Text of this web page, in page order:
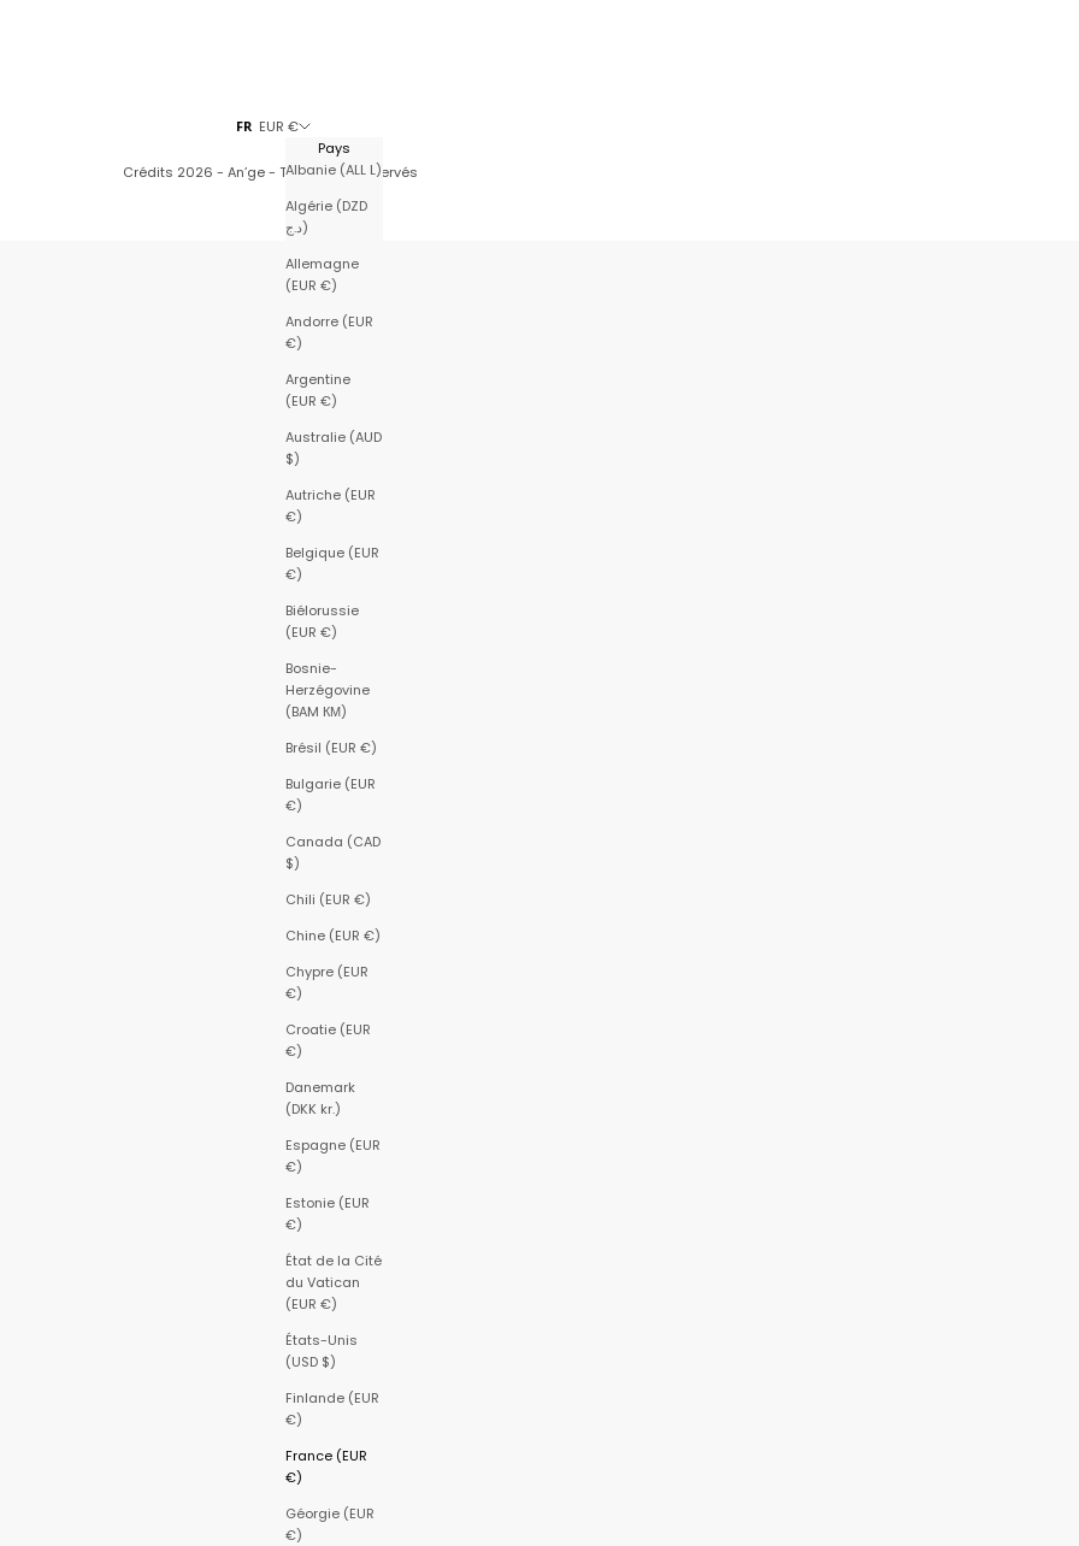
FR EUR €
Pays
Albanie (ALL L)
Algérie (DZD
د.ج)
Allemagne
(EUR €)
Andorre (EUR
€)
Argentine
(EUR €)
Australie (AUD
$)
Autriche (EUR
€)
Belgique (EUR
€)
Biélorussie
(EUR €)
Bosnie-
Herzégovine
(BAM КМ)
Brésil (EUR €)
Bulgarie (EUR
€)
Canada (CAD
$)
Chili (EUR €)
Chine (EUR €)
Chypre (EUR
€)
Croatie (EUR
€)
Danemark
(DKK kr.)
Espagne (EUR
€)
Estonie (EUR
€)
État de la Cité
du Vatican
(EUR €)
États-Unis
(USD $)
Finlande (EUR
€)
France (EUR
€)
Géorgie (EUR
€)
Crédits 2026 - An’ge - Tous droits réservés